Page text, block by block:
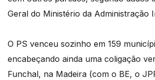
Geral do Ministério da Administração
O PS venceu sozinho em 159
encabeçando ainda uma coligação
Funchal, na Madeira (com o BE, o